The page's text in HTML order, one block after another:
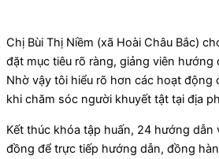
Chị Bùi Thị Niềm (xã Hoài Châu Bắc)
đặt mục tiêu rõ ràng, giảng viên hướng
Nhờ vậy tôi hiểu rõ hơn các hoạt động
khi chăm sóc người khuyết tật tại địa
Kết thúc khóa tập huấn, 24 hướng dẫn
đồng để trực tiếp hướng dẫn, đồng